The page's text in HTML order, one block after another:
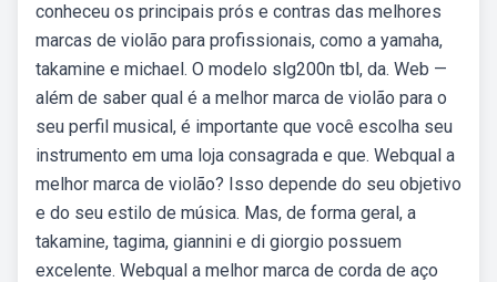
conheceu os principais prós e contras das melhores
marcas de violão para profissionais, como a yamaha,
takamine e michael. O modelo slg200n tbl, da. Web —
além de saber qual é a melhor marca de violão para o
seu perfil musical, é importante que você escolha seu
instrumento em uma loja consagrada e que. Webqual a
melhor marca de violão? Isso depende do seu objetivo
e do seu estilo de música. Mas, de forma geral, a
takamine, tagima, giannini e di giorgio possuem
excelente. Webqual a melhor marca de corda de aço